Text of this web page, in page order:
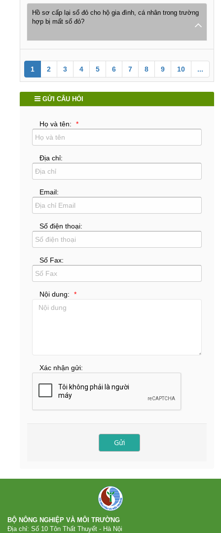
Hồ sơ cấp lại sổ đỏ cho hộ gia đình, cá nhân trong trường
hợp bị mất sổ đỏ?
1 2 3 4 5 6 7 8 9 10 ...
GỬI CÂU HỎI
Họ và tên:
Địa chỉ:
Email:
Số điện thoại:
Số Fax:
Nội dung:
Xác nhận gửi:
BỘ NÔNG NGHIỆP VÀ MÔI TRƯỜNG
Địa chỉ: Số 10 Tôn Thất Thuyết - Hà Nội